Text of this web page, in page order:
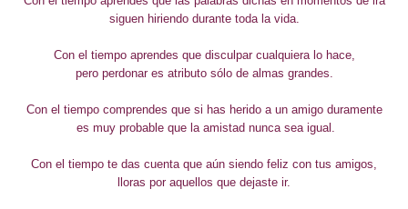
siguen hiriendo durante toda la vida.
Con el tiempo aprendes que disculpar cualquiera lo hace,
pero perdonar es atributo sólo de almas grandes.
Con el tiempo comprendes que si has herido a un amigo duramente
es muy probable que la amistad nunca sea igual.
Con el tiempo te das cuenta que aún siendo feliz con tus amigos,
lloras por aquellos que dejaste ir.